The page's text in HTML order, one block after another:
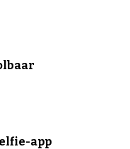
app